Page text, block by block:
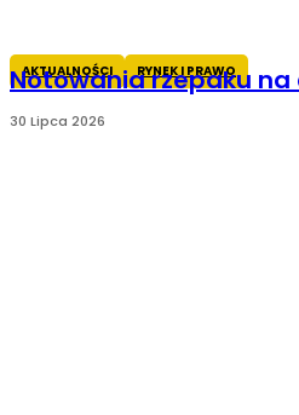
AKTUALNOŚCI RYNEK I PRAWO
Notowania rzepaku na
30 Lipca 2026